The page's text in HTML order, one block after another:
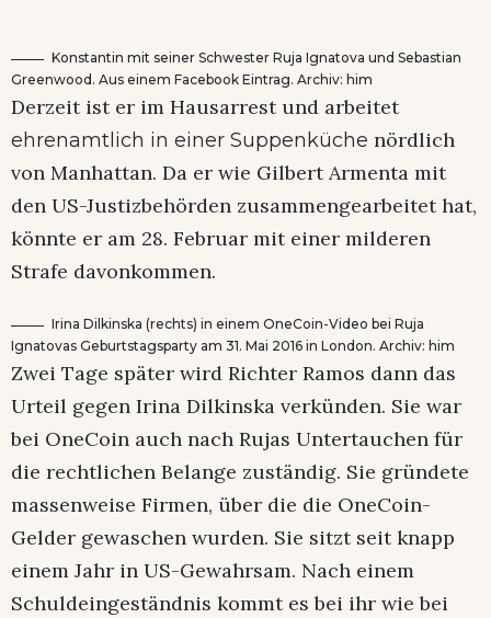
Konstantin mit seiner Schwester Ruja Ignatova und Sebastian
Greenwood. Aus einem Facebook Eintrag. Archiv: him
Derzeit ist er im Hausarrest und arbeitet
ehrenamtlich in einer Suppenküche nördlich
von Manhattan. Da er wie Gilbert Armenta mit
den US-Justizbehörden zusammengearbeitet hat,
könnte er am 28. Februar mit einer milderen
Strafe davonkommen.
Irina Dilkinska (rechts) in einem OneCoin-Video bei Ruja
Ignatovas Geburtstagsparty am 31. Mai 2016 in London. Archiv: him
Zwei Tage später wird Richter Ramos dann das
Urteil gegen Irina Dilkinska verkünden. Sie war
bei OneCoin auch nach Rujas Untertauchen für
die rechtlichen Belange zuständig. Sie gründete
massenweise Firmen, über die die OneCoin-
Gelder gewaschen wurden. Sie sitzt seit knapp
einem Jahr in US-Gewahrsam. Nach einem
Schuldeingeständnis kommt es bei ihr wie bei